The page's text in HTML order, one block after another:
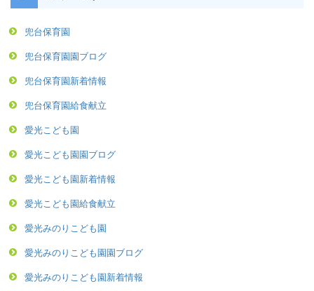
兜台保育園
兜台保育園園ブログ
兜台保育園新着情報
兜台保育園給食献立
愛光こども園
愛光こども園園ブログ
愛光こども園新着情報
愛光こども園給食献立
愛光みのりこども園
愛光みのりこども園園ブログ
愛光みのりこども園新着情報